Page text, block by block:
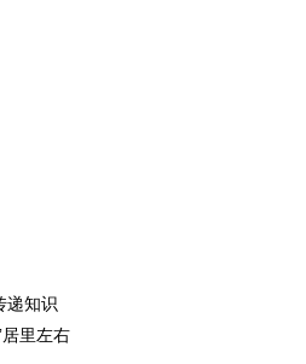
递知识
里左右